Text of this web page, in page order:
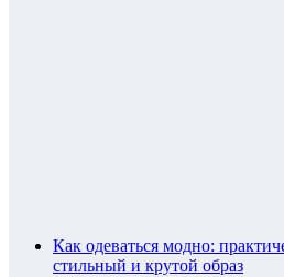
Как одеваться модно:
стильный и крутой образ